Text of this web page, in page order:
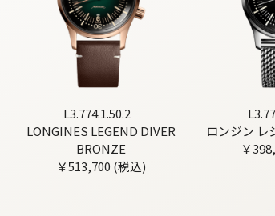
L3.774.1.50.2
LONGINES LEGEND DIVER
BRONZE
￥513,700 (税込)
ロンジン レ
￥